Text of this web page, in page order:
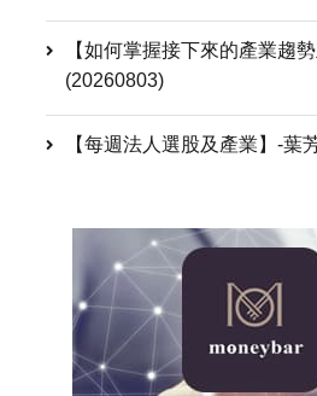
【如何掌握接下來的產業趨
(20260803)
【每週法人選股及產業】-葉